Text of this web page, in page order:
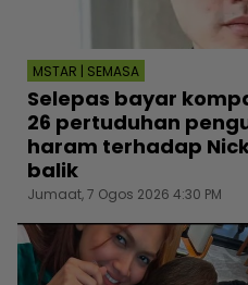
MSTAR | SEMASA
Selepas bayar
26 pertuduhan
haram terhadap
balik
Jumaat, 7 Ogos 2026 4:30 PM